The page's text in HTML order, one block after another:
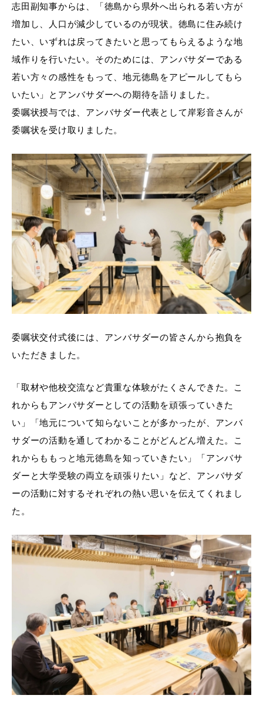
志田副知事からは、「徳島から県外へ出られる若い方が
増加し、人口が減少しているのが現状。徳島に住み続け
たい、いずれは戻ってきたいと思ってもらえるような地
域作りを行いたい。そのためには、アンバサダーである
若い方々の感性をもって、地元徳島をアピールしてもら
いたい」とアンバサダーへの期待を語りました。
委嘱状授与では、アンバサダー代表として岸彩音さんが
委嘱状を受け取りました。
委嘱状交付式後には、アンバサダーの皆さんから抱負を
いただきました。
「取材や他校交流など貴重な体験がたくさんできた。こ
れからもアンバサダーとしての活動を頑張っていきた
い」「地元について知らないことが多かったが、アンバ
サダーの活動を通してわかることがどんどん増えた。こ
れからももっと地元徳島を知っていきたい」「アンバサ
ダーと大学受験の両立を頑張りたい」など、アンバサダ
ーの活動に対するそれぞれの熱い思いを伝えてくれまし
た。